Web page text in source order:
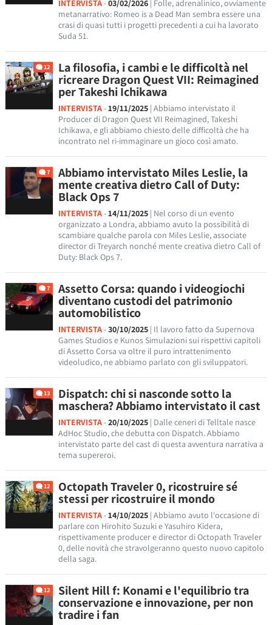
INTERVISTA-03/02/2026 | Folle, adrenalinico, ovviamente
metanarrativo: Romeo is a Dead Man sembra essere una
crasi di quasi tutti i progetti precedenti a cui ha lavorato
Suda 51.
12 La filosofia, i cambi e le difficoltà nel
ricreare Dragon Quest VII: Reimagined
per Takeshi Ichikawa
INTERVISTA-19/11/2025 | Abbiamo intervistato il
Producer di Dragon Quest VII Reimagined, Takeshi
Ichikawa, e gli abbiamo chiesto delle difficoltà che ha
incontrato nel ri-immaginare un gioco così amato.
7 Abbiamo intervistato Miles Leslie, la
mente creativa dietro Call of Duty:
Black Ops 7
INTERVISTA-14/11/2025 | Nel corso di un evento
organizzato a Londra, abbiamo avuto la possibilità di
scambiare qualche parola con Miles Leslie, associate
director di Treyarch nonché mente creativa dietro Call of
Duty: Black Ops 7.
7 Assetto Corsa: quando i videogiochi
diventano custodi del patrimonio
automobilistico
INTERVISTA-30/10/2025 | Il lavoro fatto da Supernova
Games Studios e Kunos Simulazioni sui rispettivi capitoli
di Assetto Corsa va oltre il puro intrattenimento
videoludico, ne abbiamo parlato con gli sviluppatori.
13 Dispatch: chi si nasconde sotto la
maschera? Abbiamo intervistato il cast
INTERVISTA-20/10/2025 | Dalle ceneri di Telltale nasce
AdHoc Studio, che debutta con Dispatch. Abbiamo
intervistato parte del cast di questa avventura narrativa a
tema supereroi.
12 Octopath Traveler 0, ricostruire sé
stessi per ricostruire il mondo
INTERVISTA-14/10/2025 | Abbiamo avuto l'occasione di
parlare con Hirohito Suzuki e Yasuhiro Kidera,
rispettivamente producer e director di Octopath Traveler
0, delle novità che stravolgeranno questo nuovo capitolo
della saga.
12 Silent Hill f: Konami e l'equilibrio tra
conservazione e innovazione, per non
tradire i fan